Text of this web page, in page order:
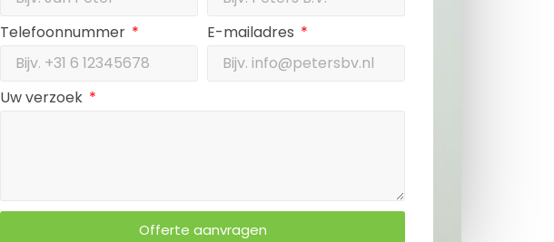
Telefoonnummer E-mailadres
Uw verzoek
Offerte aanvragen